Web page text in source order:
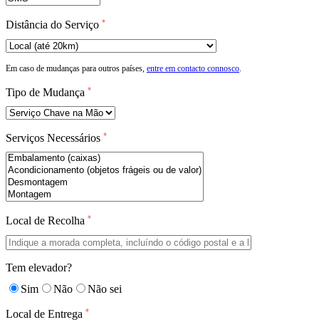
Distância do Serviço *
Em caso de mudanças para outros países, entre em contacto connosco
Tipo de Mudança *
Serviços Necessários *
Local de Recolha *
Tem elevador?
Sim
Não Não sei
Local de Entrega *